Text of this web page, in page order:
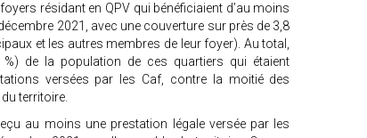
résidant en QPV qui bénéficiaient d’au moins
2021, avec une couverture sur près de 3,8
et les autres membres de leur foyer). Au total,
de la population de ces quartiers qui étaient
versées par les Caf, contre la moitié des
territoire.
au moins une prestation légale versée par les